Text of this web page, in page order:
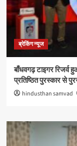
ब्रेकिंग न्यूज
बाँधवगढ़ टाइगर रिजर्व
प्रतिष्ठित पुरस्कार से
hindusthan samvad